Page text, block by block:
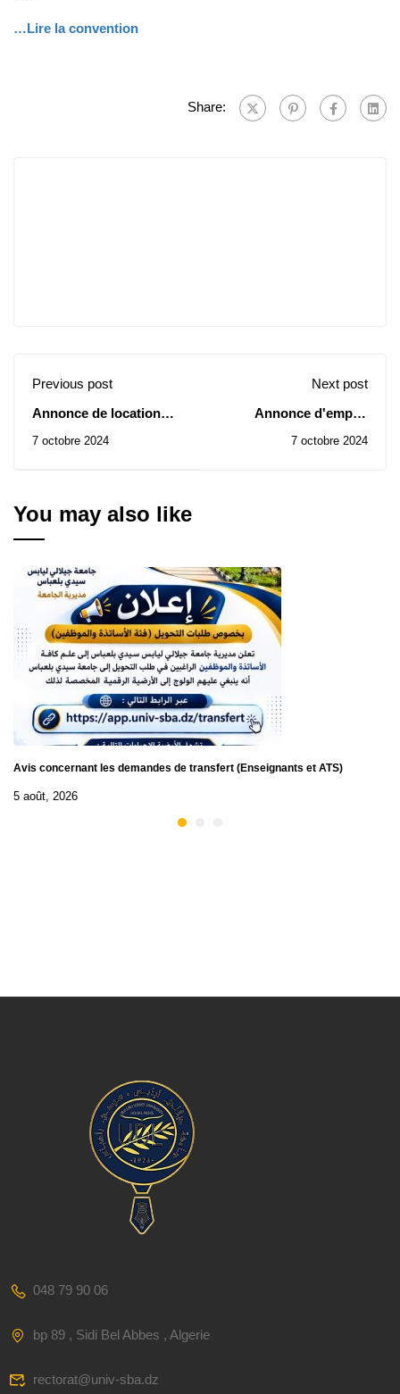
…Lire la convention
Share:
Previous post
Annonce de location
affiliés à l'Université
7 octobre 2024
Next post
Annonce d'emploi
7 octobre 2024
You may also like
Avis concernant les demandes de transfert (Enseignants et ATS)
5 août, 2026
048 79 90 06
bp 89 , Sidi Bel Abbes , Algerie
rectorat@univ-sba.dz